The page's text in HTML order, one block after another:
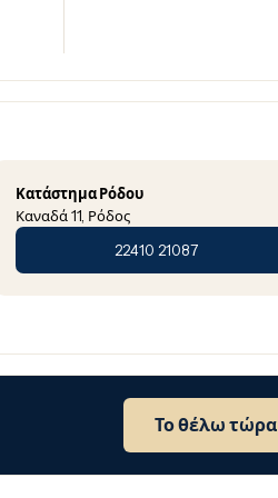
Κατάστημα Ρόδου
Καναδά 11, Ρόδος
22410 21087
Το θέλω τώρα